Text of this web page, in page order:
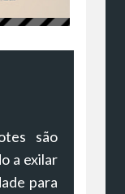
são
a exilar
para